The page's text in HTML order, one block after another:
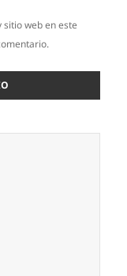
web en este